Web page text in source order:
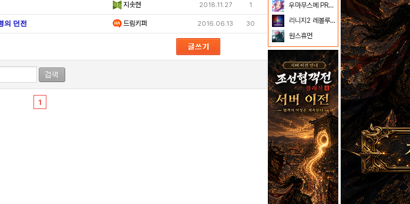
지솟현 2018.11.27 1
의 던전 드림키퍼 2016.06.13 30
1
우마무스메 PRETTY DERBY
리니지2 레볼루션
원스휴먼